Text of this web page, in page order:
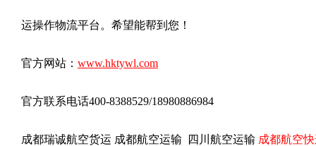
运操作物流平台。希望能帮到您！
官方网站： www.hktywl.com
官方联系电话400-8388529/18980886984
成都瑞诚航空货运 成都航空运输 四川航空运输 成都航空